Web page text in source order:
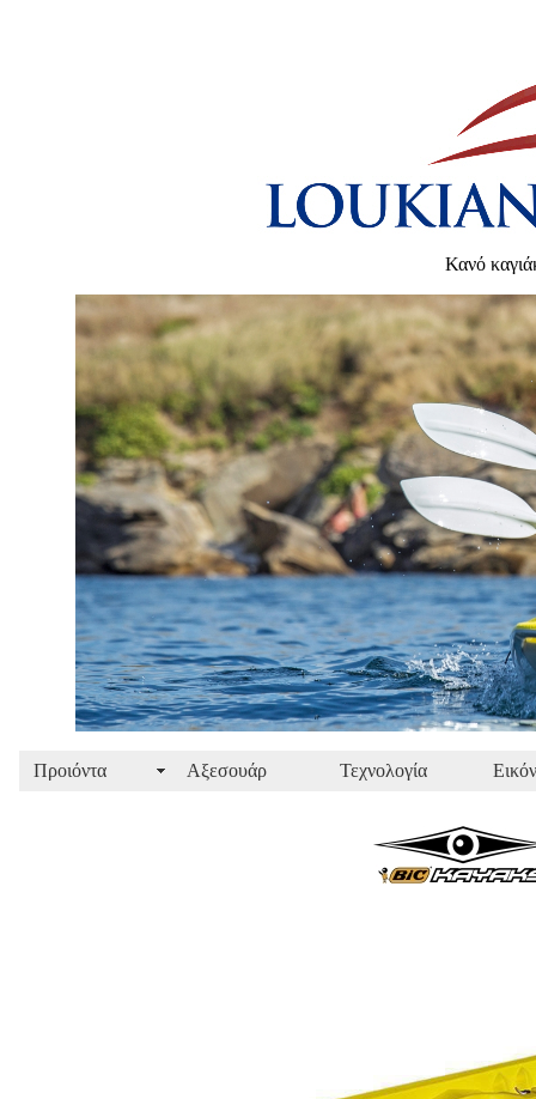
Κανό
Προιόντα Αξεσουάρ Τεχνολογία